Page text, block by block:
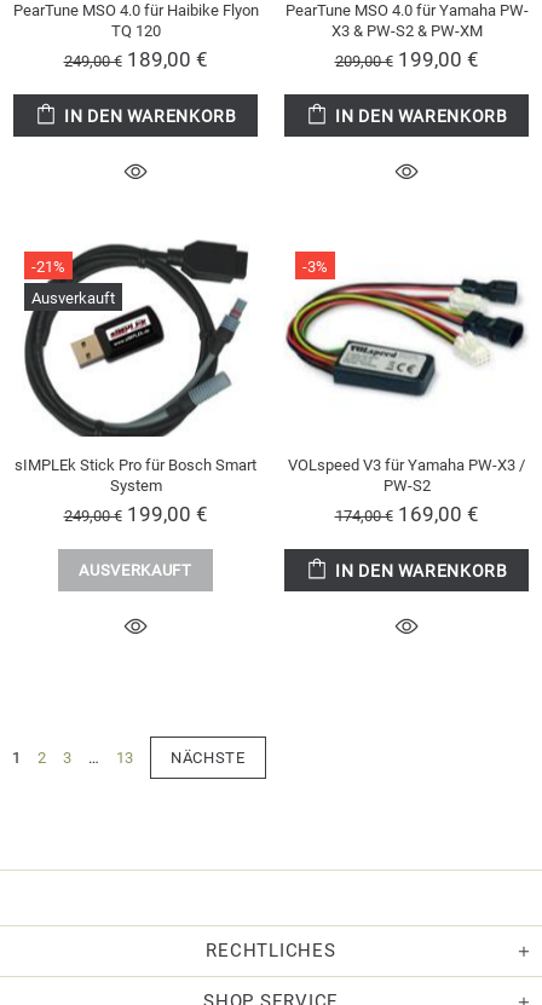
PearTune MSO 4.0 für Haibike Flyon
TQ 120
249,00 € 189,00 €
IN DEN WARENKORB
PearTune MSO 4.0 für Yamaha PW-
X3 & PW-S2 & PW-XM
209,00 € 199,00 €
IN DEN WARENKORB
-21%
Ausverkauft
sIMPLEk Stick Pro für Bosch Smart
System
249,00 € 199,00 €
AUSVERKAUFT
-3%
VOLspeed V3 für Yamaha PW-X3 /
PW-S2
174,00 € 169,00 €
IN DEN WARENKORB
1 2 3 … 13 NÄCHSTE
RECHTLICHES